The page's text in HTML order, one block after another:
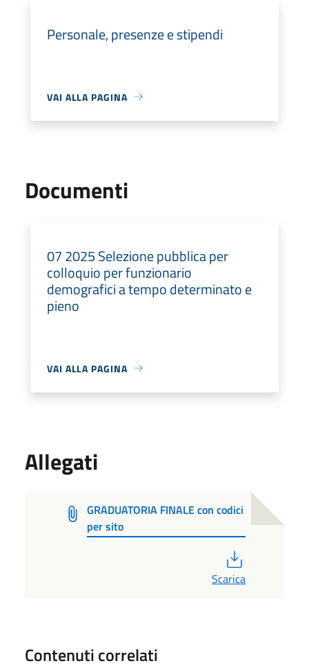
Personale, presenze e stipendi
VAI ALLA PAGINA
Documenti
07 2025 Selezione pubblica per
colloquio per funzionario
demografici a tempo determinato e
pieno
VAI ALLA PAGINA
Allegati
GRADUATORIA FINALE con codici
per sito
Scarica
Contenuti correlati